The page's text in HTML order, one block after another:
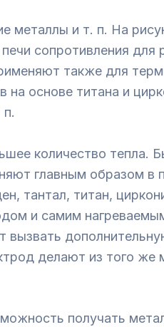
и т. п. На
сопротивления
также для
основе титана и
количество тепла.
главным образом в
тантал, титан,
и самим
делают из того же
получать